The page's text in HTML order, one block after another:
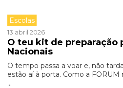
Escolas
13 abril 2026
O teu kit de preparação
Nacionais
O tempo passa a voar e, não
estão aí à porta. Como a
...